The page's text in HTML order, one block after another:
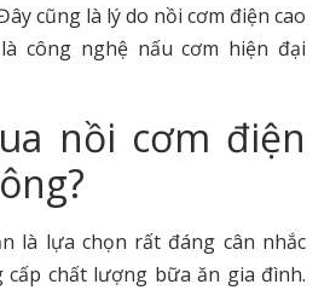
cũng là lý do nồi cơm điện cao
công nghệ nấu cơm hiện đại
nồi cơm điện
là lựa chọn rất đáng cân nhắc
chất lượng bữa ăn gia đình.